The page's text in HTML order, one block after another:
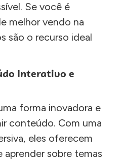
Se você é
melhor vendo na
são o recurso ideal
Interativo e
forma inovadora e
conteúdo. Com uma
eles oferecem
aprender sobre temas